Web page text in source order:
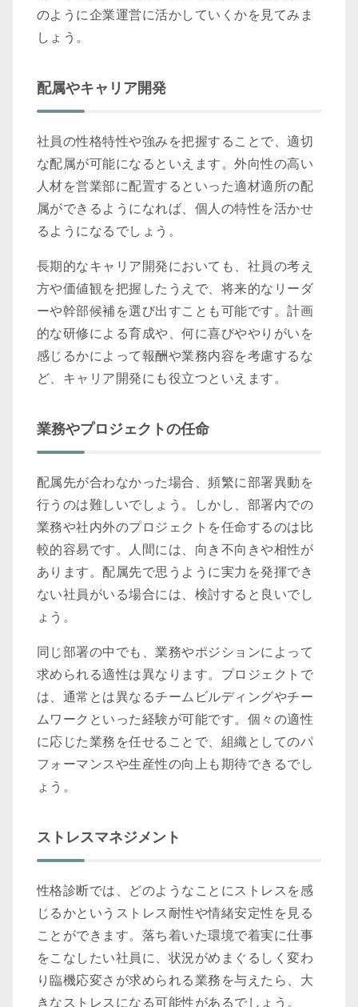
のように企業運営に活かしていくかを見てみま
しょう。
配属やキャリア開発
社員の性格特性や強みを把握することで、適切
な配属が可能になるといえます。外向性の高い
人材を営業部に配置するといった適材適所の配
属ができるようになれば、個人の特性を活かせ
るようになるでしょう。
長期的なキャリア開発においても、社員の考え
方や価値観を把握したうえで、将来的なリーダ
ーや幹部候補を選び出すことも可能です。計画
的な研修による育成や、何に喜びややりがいを
感じるかによって報酬や業務内容を考慮するな
ど、キャリア開発にも役立つといえます。
業務やプロジェクトの任命
配属先が合わなかった場合、頻繁に部署異動を
行うのは難しいでしょう。しかし、部署内での
業務や社内外のプロジェクトを任命するのは比
較的容易です。人間には、向き不向きや相性が
あります。配属先で思うように実力を発揮でき
ない社員がいる場合には、検討すると良いでし
ょう。
同じ部署の中でも、業務やポジションによって
求められる適性は異なります。プロジェクトで
は、通常とは異なるチームビルディングやチー
ムワークといった経験が可能です。個々の適性
に応じた業務を任せることで、組織としてのパ
フォーマンスや生産性の向上も期待できるでし
ょう。
ストレスマネジメント
性格診断では、どのようなことにストレスを感
じるかというストレス耐性や情緒安定性を見る
ことができます。落ち着いた環境で着実に仕事
をこなしたい社員に、状況がめまぐるしく変わ
り臨機応変さが求められる業務を与えたら、大
きなストレスになる可能性があるでしょう。